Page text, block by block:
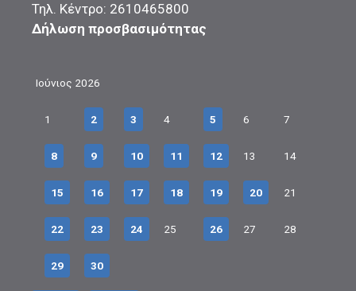
Τηλ. Κέντρο: 2610465800
Δήλωση προσβασιμότητας
Ιούνιος 2026
1 2 3 4 5 6 7
8 9 10 11 12 13 14
15 16 17 18 19 20 21
22 23 24 25 26 27 28
29 30